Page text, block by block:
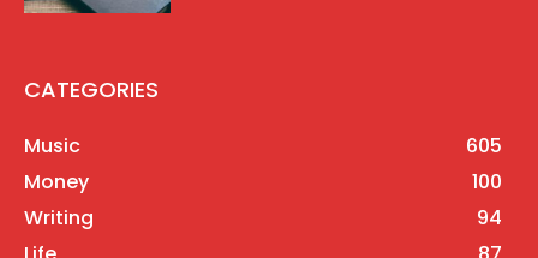
CATEGORIES
Music
605
Money
100
Writing
94